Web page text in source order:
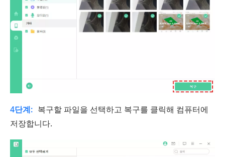
4단계: 복구할 파일을 선택하고 복구를 클릭해 컴퓨터에
저장합니다.